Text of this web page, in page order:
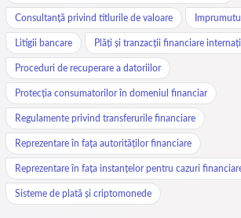
Consultanță privind titlurile de valoare
Litigii bancare Plăți și tranzacții financiare
Proceduri de recuperare a datoriilor
Protecția consumatorilor în domeniul financiar
Regulamente privind transferurile financiare
Reprezentare în fața autorităților financiare
Reprezentare în fața instanțelor pentru cazuri
Sisteme de plată și criptomonede